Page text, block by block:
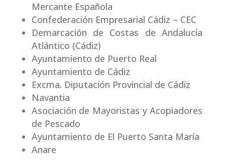
Mercante Española
Confederación Empresarial Cádiz – CEC
Demarcación de Costas de Andalucía
Atlántico (Cádiz)
Ayuntamiento de Puerto Real
Ayuntamiento de Cádiz
Excma. Diputación Provincial de Cádiz
Navantia
Asociación de Mayoristas y Acopiadores
de Pescado
Ayuntamiento de El Puerto Santa María
Anare